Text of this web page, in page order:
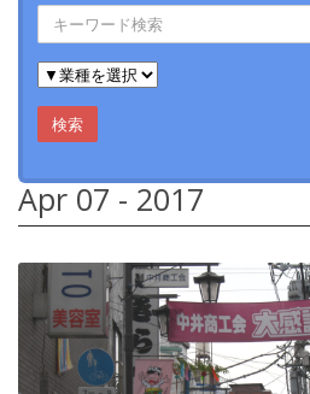
検索
Apr 07 - 2017